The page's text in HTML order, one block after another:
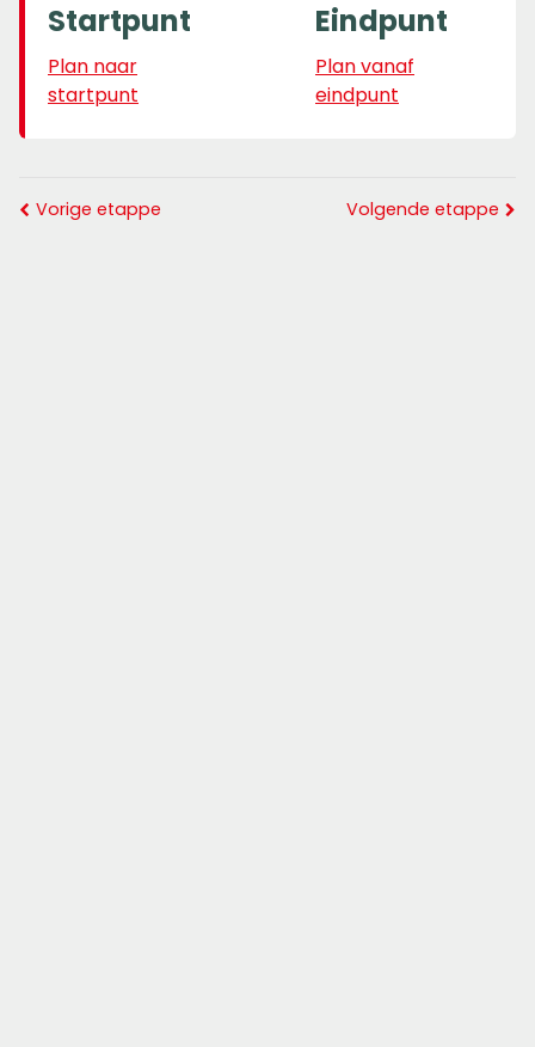
Startpunt
Plan naar
startpunt
Eindpunt
Plan vanaf
eindpunt
Vorige etappe Volgende etappe